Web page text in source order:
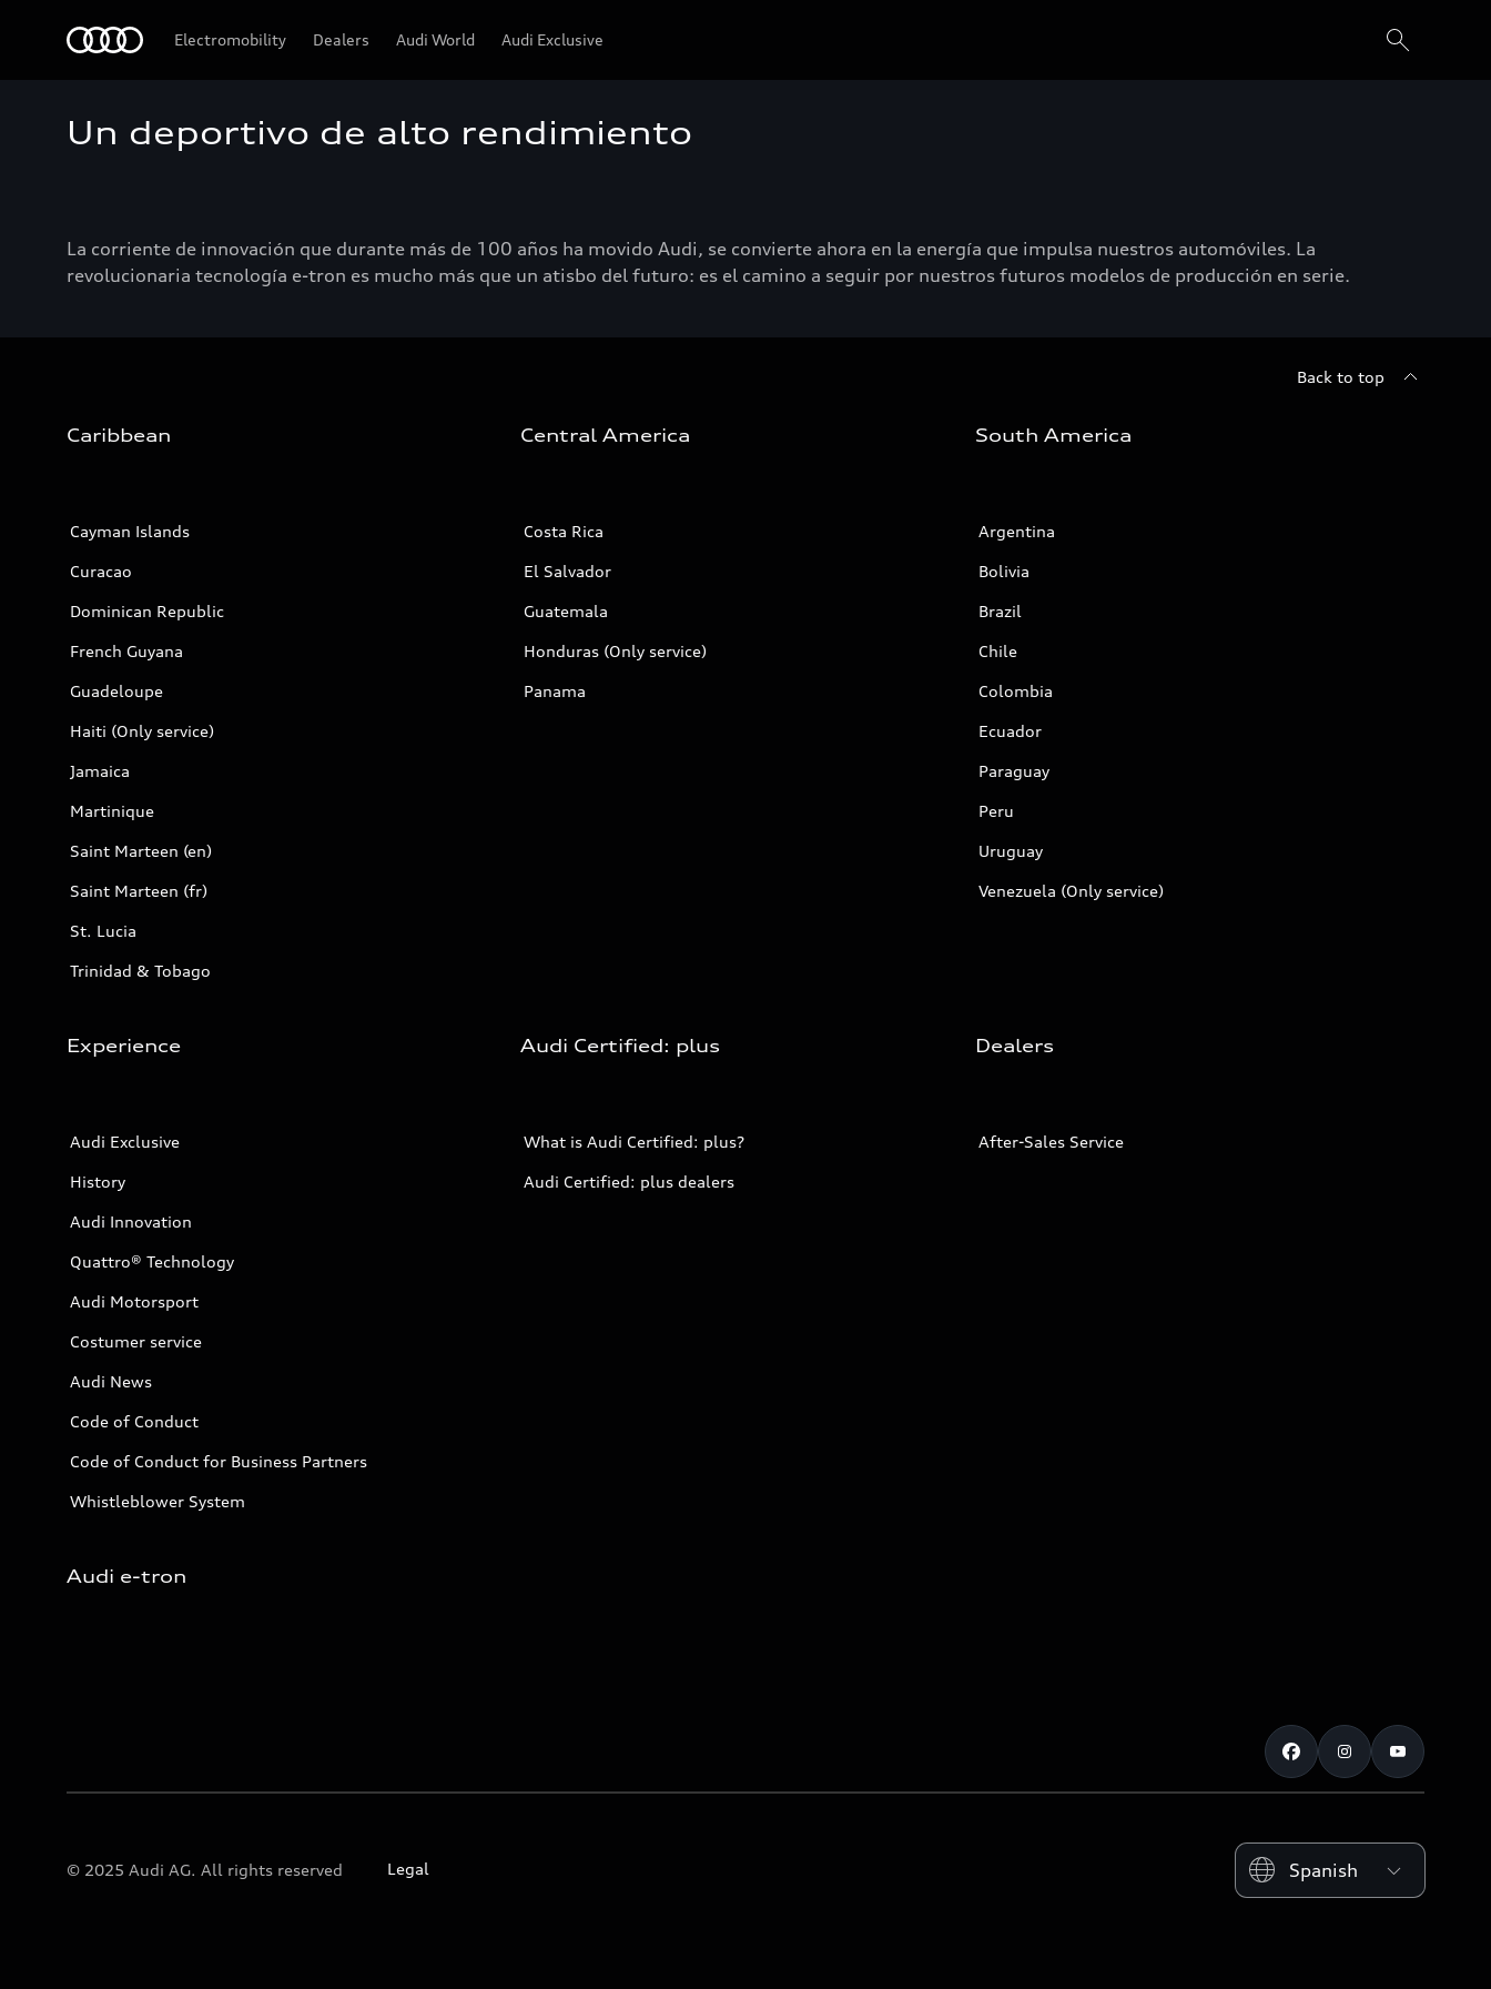
Electromobility Dealers Audi World Audi Exclusive
Un deportivo de alto rendimiento
La corriente de innovación que durante más de 100 años ha movido Audi, se convierte ahora en la energía que impulsa nuestros automóviles. La
revolucionaria tecnología e-tron es mucho más que un atisbo del futuro: es el camino a seguir por nuestros futuros modelos de producción en serie.
Back to top
Caribbean
Cayman Islands
Curacao
Dominican Republic
French Guyana
Guadeloupe
Haiti (Only service)
Jamaica
Martinique
Saint Marteen (en)
Saint Marteen (fr)
St. Lucia
Trinidad & Tobago
Central America
Costa Rica
El Salvador
Guatemala
Honduras (Only service)
Panama
South America
Argentina
Bolivia
Brazil
Chile
Colombia
Ecuador
Paraguay
Peru
Uruguay
Venezuela (Only service)
Experience
Audi Exclusive
History
Audi Innovation
Quattro® Technology
Audi Motorsport
Costumer service
Audi News
Code of Conduct
Code of Conduct for Business Partners
Whistleblower System
Audi Certified: plus
What is Audi Certified: plus?
Audi Certified: plus dealers
Dealers
After-Sales Service
Audi e-tron
© 2025 Audi AG. All rights reserved Legal
Please select country